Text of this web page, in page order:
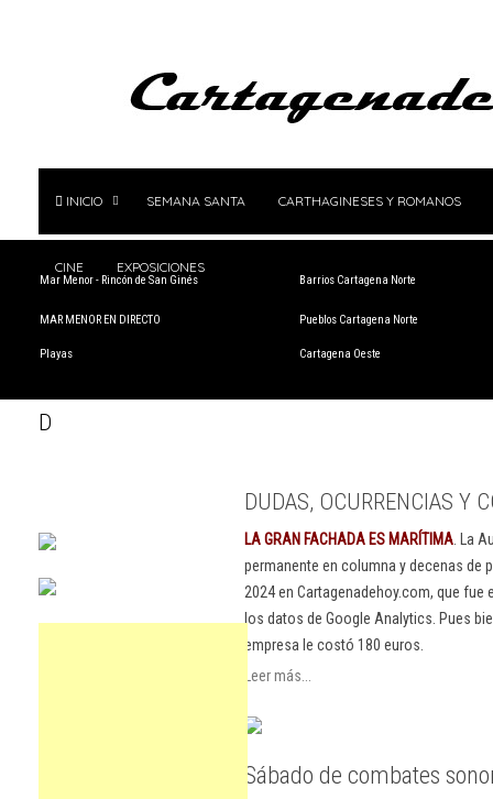
INICIO SEMANA SANTA CARTHAGINESES Y ROMANOS
CINE EXPOSICIONES
Mar Menor - Rincón de San Ginés
MAR MENOR EN DIRECTO
Playas
Barrios Cartagena Norte
Pueblos Cartagena Norte
Cartagena Oeste
D
DUDAS, OCURRENCIAS Y
LA GRAN FACHADA ES MARÍTIMA . La
permanente en columna y decenas
2024 en Cartagenadehoy.com, que
los datos de Google Analytics. Pues
empresa le costó 180 euros.
Leer más...
Sábado de combates